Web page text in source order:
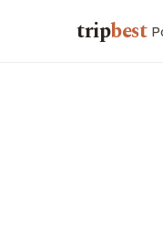
tripbest